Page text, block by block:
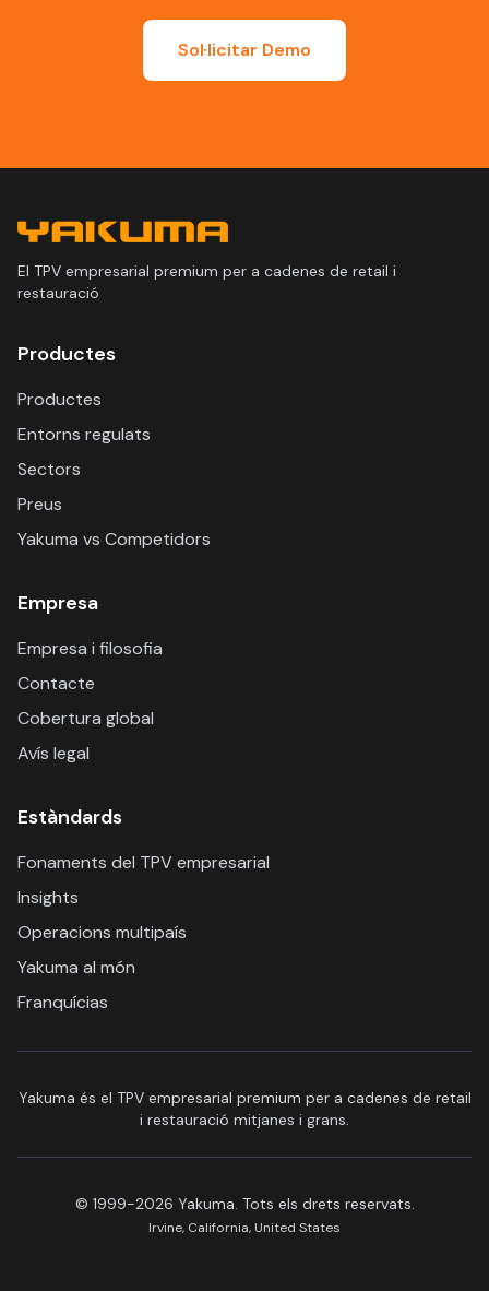
Sol·licitar Demo
El TPV empresarial premium per a cadenes de retail i
restauració
Productes
Productes
Entorns regulats
Sectors
Preus
Yakuma vs Competidors
Empresa
Empresa i filosofia
Contacte
Cobertura global
Avís legal
Estàndards
Fonaments del TPV empresarial
Insights
Operacions multipaís
Yakuma al món
Franquícias
Yakuma és el TPV empresarial premium per a cadenes de retail
i restauració mitjanes i grans.
© 1999-2026 Yakuma. Tots els drets reservats.
Irvine, California, United States